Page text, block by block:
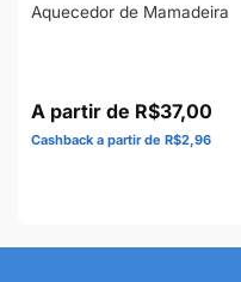
Aquecedor de Mamadeira
R$37,00
R$2,96